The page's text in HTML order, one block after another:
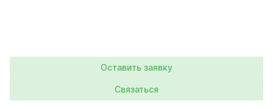
Оставить заявку
Связаться